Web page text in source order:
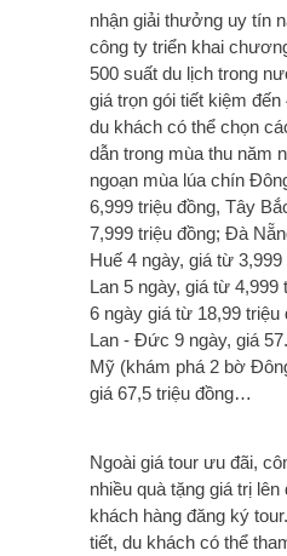
nhận giải thưởng uy tín
công ty triển khai
500 suất du lịch trong
giá trọn gói tiết kiệm
du khách có thể chọn
dẫn trong mùa thu năm
ngoạn mùa lúa chín
6,999 triệu đồng, Tây
7,999 triệu đồng; Đà
Huế 4 ngày, giá từ
Lan 5 ngày, giá từ 4,999
6 ngày giá từ 18,99 triệu
Lan - Đức 9 ngày, giá
Mỹ (khám phá 2 bờ
giá 67,5 triệu đồng…
Ngoài giá tour ưu đãi,
nhiều quà tặng giá trị
khách hàng đăng ký
tiết, du khách có thể